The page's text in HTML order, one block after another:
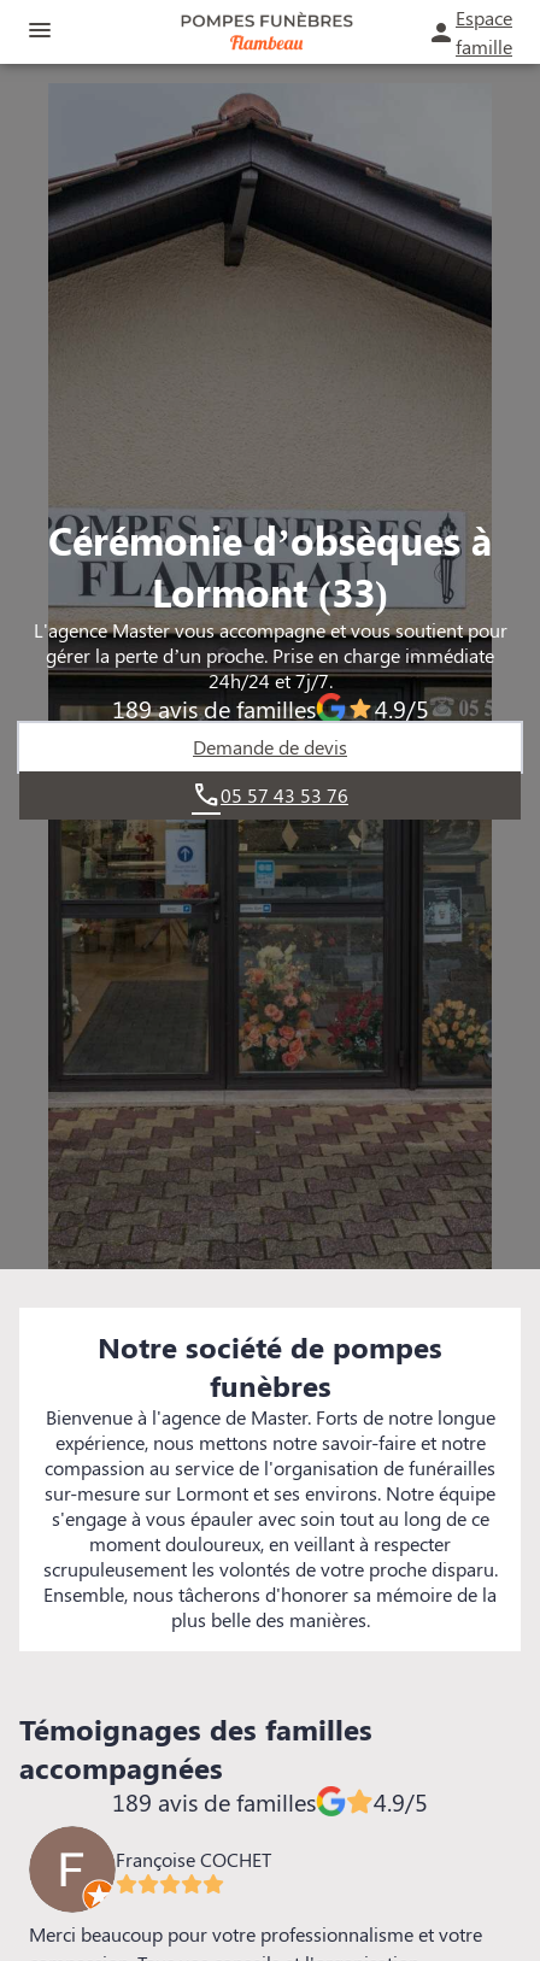
Espace
famille
ORGANISER DES OBSÈQUES
PRÉVOIR SES OBSÈQUES
MONUMENTS FUNÉRAIRES
NOS AGENCES
SAINT-ANDRÉ-DE-CUBZAC
FUNÉRARIUM
Cérémonie d’obsèques à
Lormont (33)
L'agence Master vous accompagne et vous soutient pour
gérer la perte d’un proche. Prise en charge immédiate
24h/24 et 7j/7.
189 avis de familles 4.9/5
Demande de devis
05 57 43 53 76
Notre société de pompes
funèbres
Bienvenue à l'agence de Master. Forts de notre longue
expérience, nous mettons notre savoir-faire et notre
compassion au service de l'organisation de funérailles
sur-mesure sur Lormont et ses environs. Notre équipe
s'engage à vous épauler avec soin tout au long de ce
moment douloureux, en veillant à respecter
scrupuleusement les volontés de votre proche disparu.
Ensemble, nous tâcherons d'honorer sa mémoire de la
plus belle des manières.
Témoignages des familles
accompagnées
189 avis de familles 4.9/5
Françoise COCHET
Merci beaucoup pour votre professionnalisme et votre